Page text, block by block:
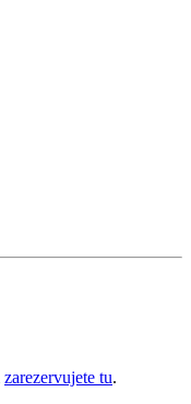
zarezervujete tu.